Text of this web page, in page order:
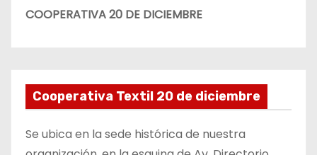
COOPERATIVA 20 DE DICIEMBRE
Cooperativa Textil 20 de diciembre
Se ubica en la sede histórica de nuestra